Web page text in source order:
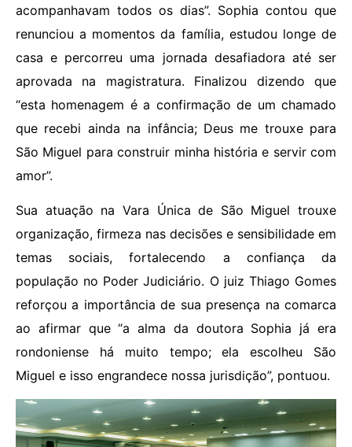
acompanhavam todos os dias”. Sophia contou que
renunciou a momentos da família, estudou longe de
casa e percorreu uma jornada desafiadora até ser
aprovada na magistratura. Finalizou dizendo que
“esta homenagem é a confirmação de um chamado
que recebi ainda na infância; Deus me trouxe para
São Miguel para construir minha história e servir com
amor”.
Sua atuação na Vara Única de São Miguel trouxe
organização, firmeza nas decisões e sensibilidade em
temas sociais, fortalecendo a confiança da
população no Poder Judiciário. O juiz Thiago Gomes
reforçou a importância de sua presença na comarca
ao afirmar que “a alma da doutora Sophia já era
rondoniense há muito tempo; ela escolheu São
Miguel e isso engrandece nossa jurisdição”, pontuou.